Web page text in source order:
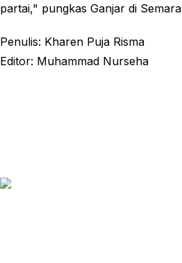
partai," pungkas Ganjar di
Penulis: Kharen Puja Risma
Editor: Muhammad Nurseha